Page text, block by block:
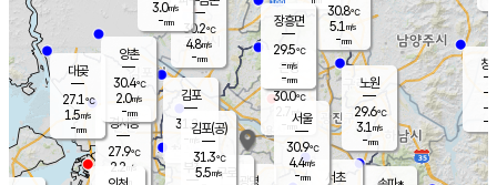
경서동
27.9℃
2.2 m/s
-mm
30.2℃
4.8m/s
-mm
대곶
27.1℃
1.5m/s
-mm
창
-
-m/
-
3.0m/s
-mm
김포
31.2℃
-m/s
mm
광명
부천
양촌
30.4℃
2.0m/s
-mm
구로
은평
30.0℃
2.7 m/s
- mm
노원
29.6℃
3.1 m/s
-mm
서초
30.8℃
5.1 m/s
-mm
장흥면
29.5℃
-m/s
-mm
김포(공)
31.3℃
5.5m/s
서울
30.9℃
4.4m/s
-mm